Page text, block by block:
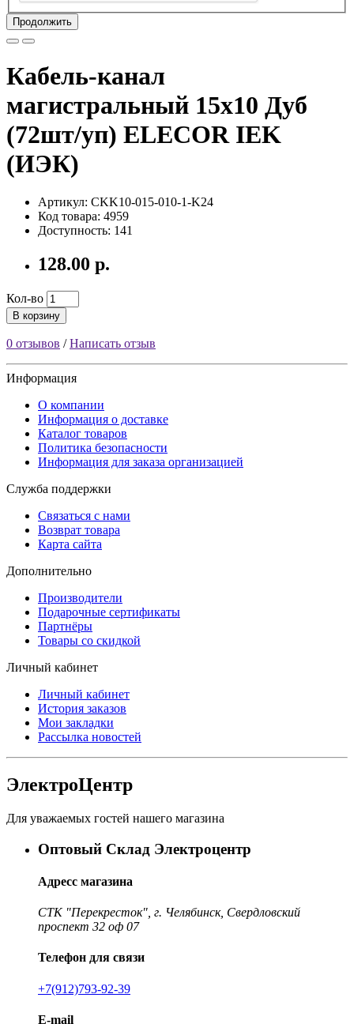
Продолжить
Кабель-канал
магистральный 15х10 Дуб
(72шт/уп) ELECOR IEK
(ИЭК)
Артикул: CKK10-015-010-1-K24
Код товара: 4959
Доступность: 141
128.00 р.
Кол-во
В корзину
0 отзывов /Написать отзыв
Информация
О компании
Информация о доставке
Каталог товаров
Политика безопасности
Информация для заказа организацией
Служба поддержки
Связаться с нами
Возврат товара
Карта сайта
Дополнительно
Производители
Подарочные сертификаты
Партнёры
Товары со скидкой
Личный кабинет
Личный кабинет
История заказов
Мои закладки
Рассылка новостей
ЭлектроЦентр
Для уважаемых гостей нашего магазина
Оптовый Склад Электроцентр
Адресс магазина
СТК "Перекресток", г. Челябинск, Свердловский
проспект 32 оф 07
Телефон для связи
+7(912)793-92-39
E-mail